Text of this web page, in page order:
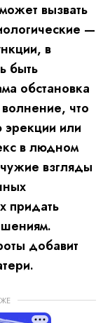
вызвать
—
в
быть
обстановка
что
эрекции или
в людном
взгляды
придать
добавит